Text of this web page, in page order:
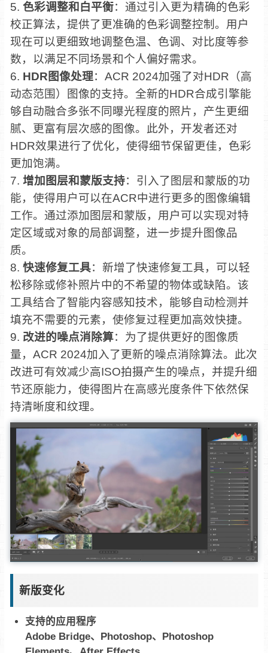
5. 色彩调整和白平衡：通过引入更为精确的色彩
校正算法，提供了更准确的色彩调整控制。用户
现在可以更细致地调整色温、色调、对比度等参
数，以满足不同场景和个人偏好需求。
6. HDR图像处理：ACR 2024加强了对HDR（高
动态范围）图像的支持。全新的HDR合成引擎能
够自动融合多张不同曝光程度的照片，产生更细
腻、更富有层次感的图像。此外，开发者还对
HDR效果进行了优化，使得细节保留更佳，色彩
更加饱满。
7. 增加图层和蒙版支持：引入了图层和蒙版的功
能，使得用户可以在ACR中进行更多的图像编辑
工作。通过添加图层和蒙版，用户可以实现对特
定区域或对象的局部调整，进一步提升图像品
质。
8. 快速修复工具：新增了快速修复工具，可以轻
松移除或修补照片中的不希望的物体或缺陷。该
工具结合了智能内容感知技术，能够自动检测并
填充不需要的元素，使修复过程更加高效快捷。
9. 改进的噪点消除算：为了提供更好的图像质
量，ACR 2024加入了更新的噪点消除算法。此次
改进可有效减少高ISO拍摄产生的噪点，并提升细
节还原能力，使得图片在高感光度条件下依然保
持清晰度和纹理。
新版变化
支持的应用程序
Adobe Bridge、Photoshop、Photoshop